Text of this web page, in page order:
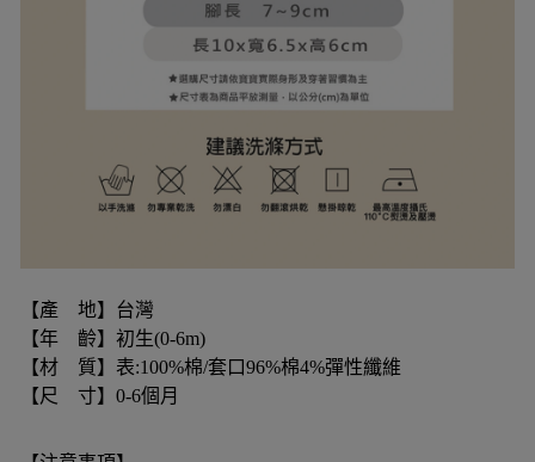
【產 地】台灣
【年 齡】初生(0-6m)
【材 質】表:100%棉/套口96%棉4%彈性纖維
【尺 寸】0-6個月